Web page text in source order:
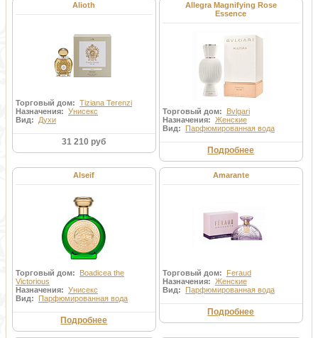
Alioth
Торговый дом: Tiziana Terenzi
Назначения: Унисекс
Вид: Духи
31 210 руб
Allegra Magnifying Rose
Essence
Торговый дом: Bvlgari
Назначения: Женские
Вид: Парфюмированная вода
Подробнее
Alseif
Торговый дом: Boadicea the
Victorious
Назначения: Унисекс
Вид: Парфюмированная вода
Подробнее
Amarante
Торговый дом: Feraud
Назначения: Женские
Вид: Парфюмированная вода
Подробнее